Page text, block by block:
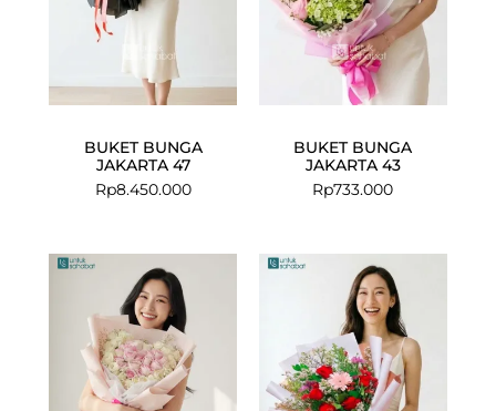
BUKET BUNGA
JAKARTA 47
Rp8.450.000
BUKET BUNGA
JAKARTA 43
Rp733.000